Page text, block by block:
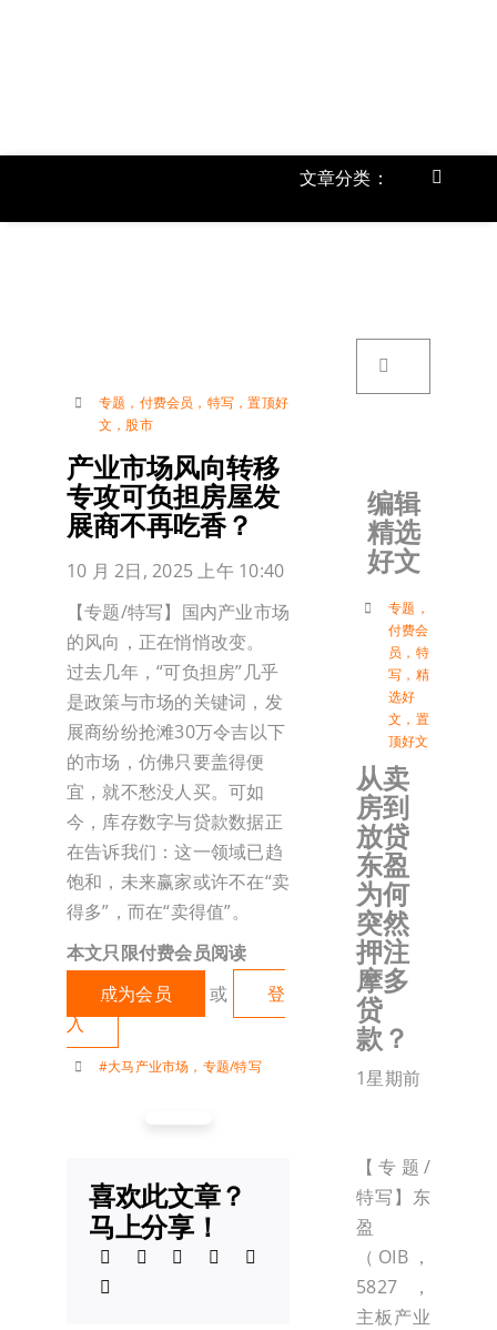
文章分类：
Toggle
专题 ， 付费会员 ， 特写 ，置顶好
文 ， 股市
产业市场风向转移
专攻可负担房屋发
展商不再吃香？
10 月 2日, 2025 上午 10:40
【专题/特写】国内产业市场
的风向，正在悄悄改变。
过去几年，“可负担房”几乎
是政策与市场的关键词，发
展商纷纷抢滩30万令吉以下
的市场，仿佛只要盖得便
宜，就不愁没人买。可如
今，库存数字与贷款数据正
在告诉我们：这一领域已趋
饱和，未来赢家或许不在“卖
得多”，而在“卖得值”。
本文只限付费会员阅读
成为会员
或
登
入
#大马产业市场 ， 专题/特写
喜欢此文章？
马上分享！
编辑
精选
好文
专题 ，
付费会
员 ， 特
写 ， 精
选好
文 ， 置
顶好文
从卖
房到
放贷
东盈
为何
突然
押注
摩多
贷
款？
1星期前
【专题/
特写】东
盈
（OIB，
5827，
主板产业